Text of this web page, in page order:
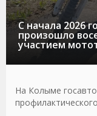
С начала 2026
произошло
участием
На Колыме